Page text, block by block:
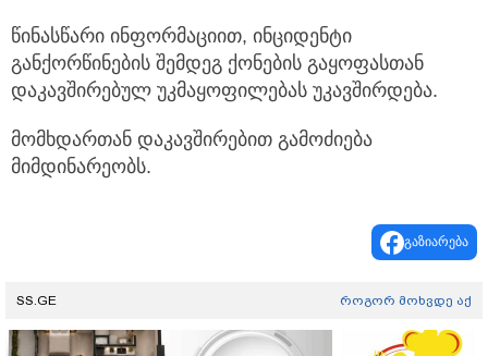
წინასწარი ინფორმაციით, ინციდენტი
განქორწინების შემდეგ ქონების გაყოფასთან
დაკავშირებულ უკმაყოფილებას უკავშირდება.
მომხდართან დაკავშირებით გამოძიება
მიმდინარეობს.
გაზიარება
SS.GE როგორ მოხვდე აქ